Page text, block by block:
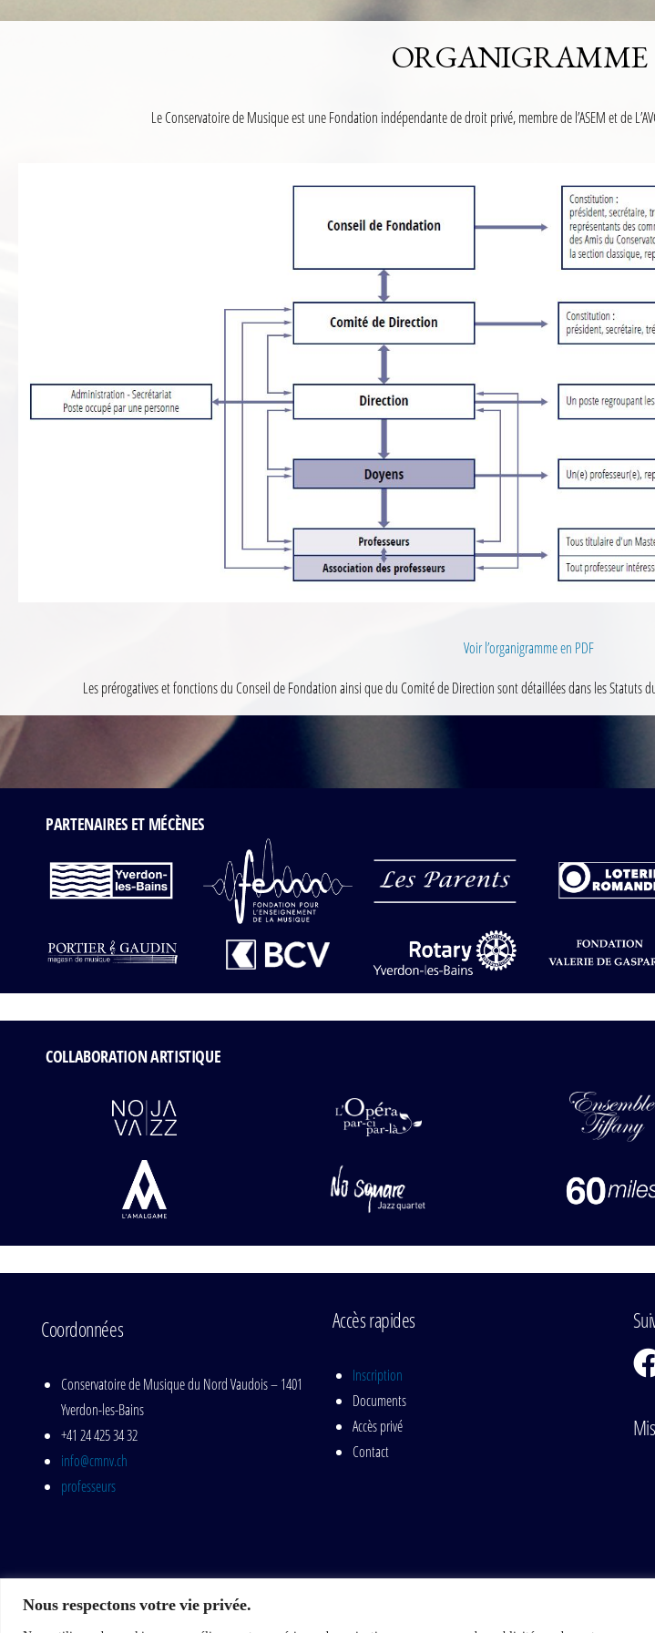
Nous respectons votre vie privée.
ORGANIGRAMME
Le Conservatoire de Musique est une Fondation indépendante de droit privé, membre de l’ASEM et de
Voir l’organigramme en PDF
Les prérogatives et fonctions du Conseil de Fondation ainsi que du Comité de Direction sont détaillées dans les Statuts
PARTENAIRES ET MÉCÈNES
COLLABORATION ARTISTIQUE
Coordonnées
Conservatoire de Musique du Nord Vaudois – 1401
Yverdon-les-Bains
+41 24 425 34 32
info@cmnv.ch
professeurs
Accès rapides
Inscription
Documents
Accès privé
Contact